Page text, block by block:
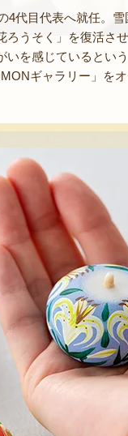
4代目代表へ就任。
ろうそく」を復活
を感じているとい
ギャラリー」を